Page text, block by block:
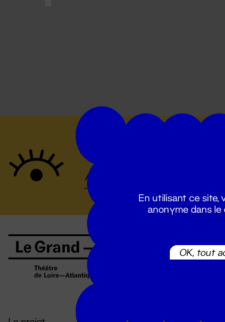
02 51 88 25 25
Du lundi au
En utilisant ce site,
anonyme dans le
OK, tout